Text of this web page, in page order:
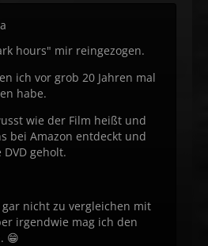
hours" mir reingezogen.
ich vor grob 20 Jahren mal
habe.
wie der Film heißt und
bei Amazon entdeckt und
geholt.
nicht zu vergleichen mit
irgendwie mag ich den
😁